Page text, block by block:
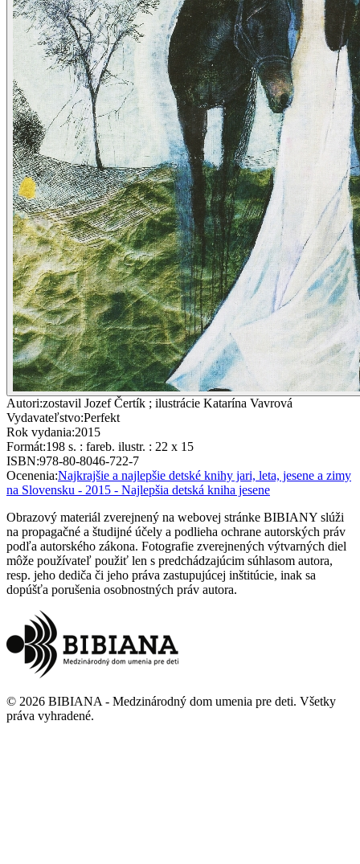
Autori:zostavil Jozef Čertík ; ilustrácie Katarína Vavrová
Vydavateľstvo:Perfekt
Rok vydania:2015
Formát:198 s. : fareb. ilustr. : 22 x 15
ISBN:978-80-8046-722-7
Ocenenia:Najkrajšie a najlepšie detské knihy jari, leta, jesene a zimy
na Slovensku - 2015 - Najlepšia detská kniha jesene
Obrazový materiál zverejnený na webovej stránke BIBIANY slúži
na propagačné a študijné účely a podlieha ochrane autorských práv
podľa autorského zákona. Fotografie zverejnených výtvarných diel
môže používateľ použiť len s predchádzajúcim súhlasom autora,
resp. jeho dediča či jeho práva zastupujúcej inštitúcie, inak sa
dopúšťa porušenia osobnostných práv autora.
© 2026 BIBIANA - Medzinárodný dom umenia pre deti. Všetky
práva vyhradené.